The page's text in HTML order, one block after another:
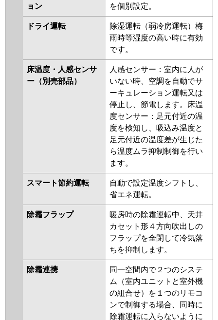
AUEA11277X AUSA11277M
AUSA11277X
PLZ-HRMP112H5 PLZ-
HRMP112HBF5
HRMP112HF5 PLZ-
HRMP112HFG5 PLZ-
ERMP112HLE5 PLZ-
ERMP112HE5 PLZ-ERMP112H5
PLZ-HRMP112HBF4 PLZ-
HRMP112HF4 PLZ-HRMP112H4
PLZ-HRMP112HFG4
PLZ-
ERMP112H4 PLZ-ERMP112HLE4
PLZ-ERMP112HE4 PLZ-
HRMP112HFG3
HRMP112HF3
PLZ-HRMP112H3
PLZ-ERMP112H3 PLZ-
ERMP112HLE3 PLZ-
ERMP112HE3 PLZ-
HRMP112HFG2 PLZ-
HRMP112HF2 PLZ-HRMP112H2
PLZ-ERMP112HE2
PLZ-
ERMP112H2 PLZ-ERMP112HLE2
PLZ-HRMP112EZ PLZ-
HRMP112EFGZ PLZ-
HRMP112EFZ PLZ-ERMP112EEZ
PLZ-ERMP112EZ PLZ-
ERMP112ELEZ PLZ-
ョン
を個別設定。
ドライ運転
除湿運転（弱冷房運転）梅
雨時等湿度の高い時に有効
です。
床温度・人感センサ
ー（別売部品）
人感センサー：室内に人が
いない時、空調を自動でサ
ーキュレーション運転又は
停止し、節電します。床温
度センサー：足元付近の温
度を検知し、吸込み温度と
足元付近の温度差が生じた
ら温度ムラ抑制制御を行い
ます。
スマート節約運転
自動で設定温度シフトし、
省エネ運転。
除霜フラップ
暖房時の除霜運転中、天井
カセット形４方向吹出しの
フラップを全閉して冷気落
ちを抑制します。
除霜連携
同一空間内で２つのシステ
ム（室内ユニットと室外機
の組合せ）を１つのリモコ
ンで制御する場合、同時に
除霜運転に入らないように